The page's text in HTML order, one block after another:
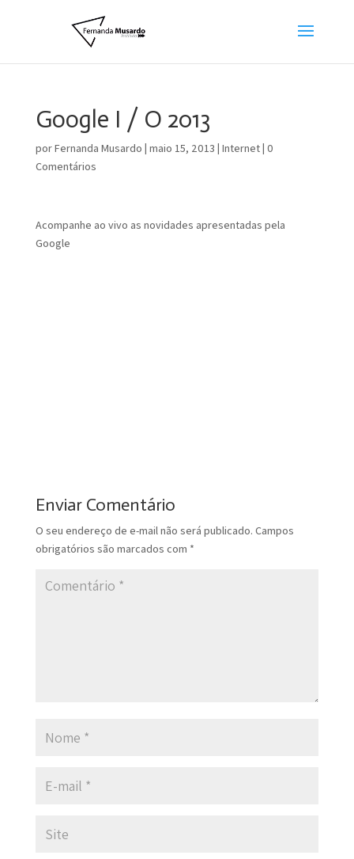
Google I / O 2013
porFernanda Musardo | maio 15, 2013 | Internet| 0
Comentários
Acompanhe ao vivo as novidades apresentadas pela
Google
Enviar Comentário
O seu endereço de e-mail não será publicado. Campos
obrigatórios são marcados com *